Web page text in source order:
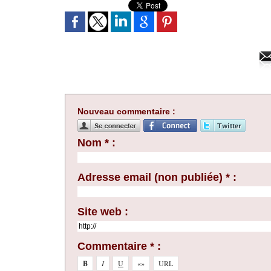
Nouveau commentaire :
Nom * :
Adresse email (non publiée) * :
Site web :
Commentaire * :